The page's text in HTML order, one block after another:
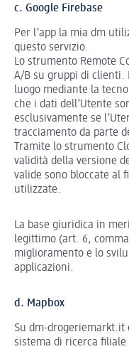
c. Google Firebase
Per l’app la mia dm
questo servizio.
Lo strumento Remote
A/B su gruppi di clienti.
luogo mediante la
che i dati dell’Utente
esclusivamente se
tracciamento da parte
Tramite lo strumento
validità della versione
valide sono bloccate al
utilizzate.
La base giuridica in
legittimo (art. 6,
miglioramento e lo
applicazioni.
d. Mapbox
Su dm-drogeriemarkt.it
sistema di ricerca